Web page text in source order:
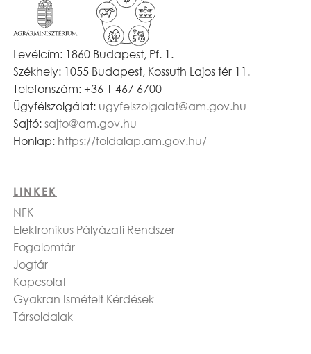
Levélcím: 1860 Budapest, Pf. 1.
Székhely: 1055 Budapest, Kossuth Lajos tér 11.
Telefonszám: +36 1 467 6700
Ügyfélszolgálat: ugyfelszolgalat@am.gov.hu
Sajtó: sajto@am.gov.hu
Honlap: https://foldalap.am.gov.hu/
LINKEK
NFK
Elektronikus Pályázati Rendszer
Fogalomtár
Jogtár
Kapcsolat
Gyakran Ismételt Kérdések
Társoldalak